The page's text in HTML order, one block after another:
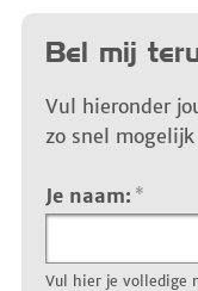
Acties
Contact
Bel mij
Vul hieronder
zo snel
Je naam: *
Vul hier je volledige